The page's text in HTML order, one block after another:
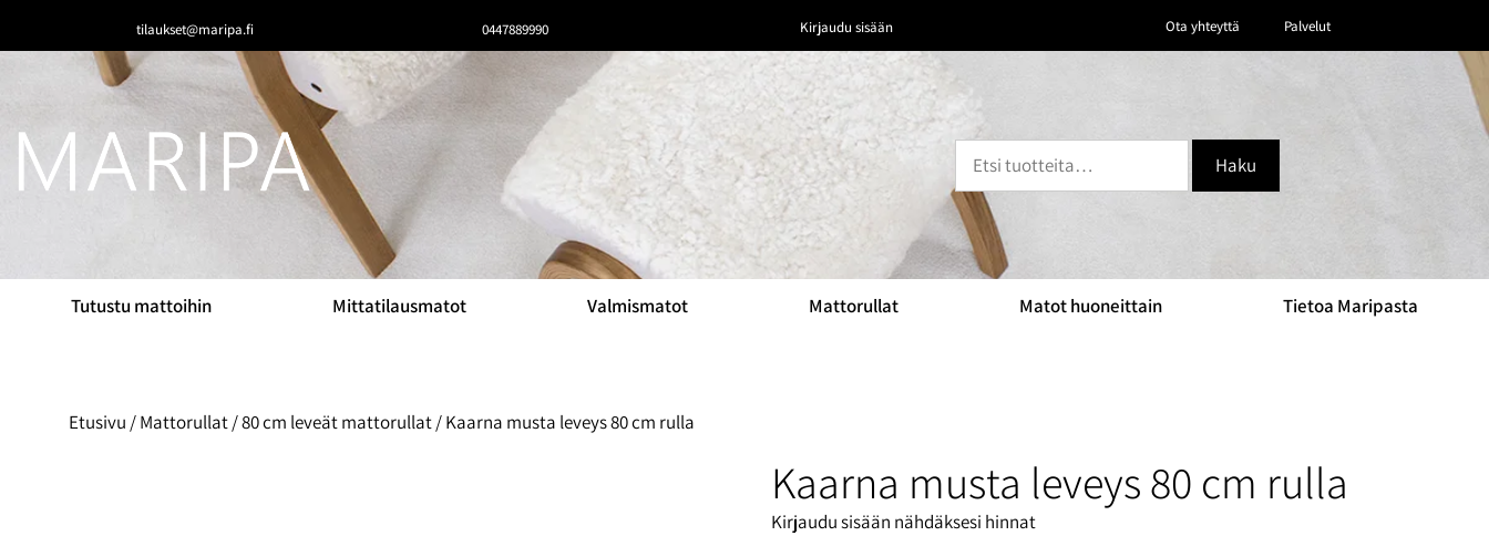
tilaukset@maripa.fi 0447889990 Kirjaudu sisään Ota yhteyttä Palvelut
Haku
Tutustu mattoihin Mittatilausmatot Valmismatot Mattorullat Matot huoneittain Tietoa Maripasta
Etusivu /Mattorullat/80 cm leveät mattorullat/ Kaarna musta leveys 80 cm rulla
Kaarna musta leveys 80 cm rulla
Kirjaudu sisään nähdäksesi hinnat